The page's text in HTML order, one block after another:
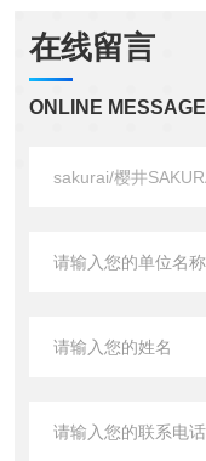
在线留言
ONLINE MESSAGE